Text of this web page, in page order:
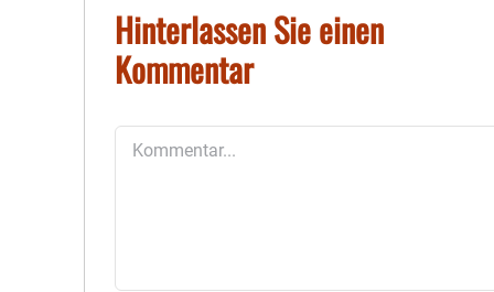
Hinterlassen Sie einen
Kommentar